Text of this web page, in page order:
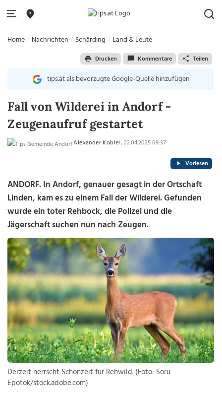
Home Nachrichten Schärding Land & Leute
Drucken Kommentare Teilen
tips.at als bevorzugte Google-Quelle hinzufügen
Fall von Wilderei in Andorf -
Zeugenaufruf gestartet
Alexander Kobler, 22.04.2025 09:37
Vorlesen
ANDORF. In Andorf, genauer gesagt in der Ortschaft
Linden, kam es zu einem Fall der Wilderei. Gefunden
wurde ein toter Rehbock, die Polizei und die
Jägerschaft suchen nun nach Zeugen.
Derzeit herrscht Schonzeit für Rehwild. (Foto: Soru
Epotok/stock.adobe.com)